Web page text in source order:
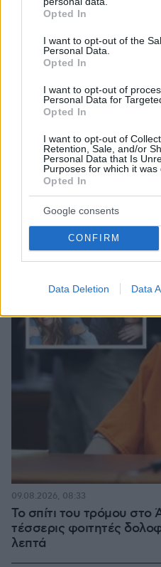
grant or deny consent to
use your data for below
consent section.
Opted In
I want to opt-out of the
Personal Data.
Opted In
I want to opt-out of
Personal Data for
Opted In
I want to opt-out of
Retention, Sale, and/or
Personal Data that Is
Purposes for which it was
Opted In
Google consents
CONFIRM
Data Deletion Data
Ο Παγκόσμιος
Αλεπούδες σε
πλησιάζετε και μην τις
ΔΕΙΤΕ ΟΛΕΣ ΤΙΣ
ΤΑ ΠΙΟ
Το σπίτι του τρόμου στο
τέσσερις φοιτητές
λεπτά
09.08.2026, 08:33